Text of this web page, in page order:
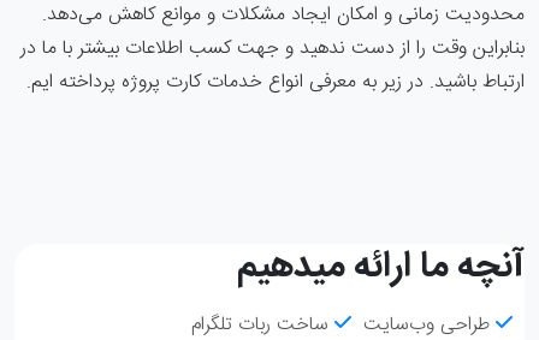
محدودیت زمانی و امکان ایجاد مشکلات و موانع کاهش می‌دهد.
بنابراین وقت را از دست ندهید و جهت کسب اطلاعات بیشتر با ما در
ارتباط باشید. در زیر به معرفی انواع خدمات کارت پروژه پرداخته ایم.
آنچه ما ارائه میدهیم
طراحی وب‌سایت
ساخت ربات تلگرام